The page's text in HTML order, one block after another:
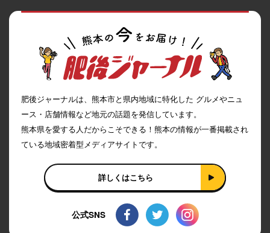
肥後ジャーナルは、熊本市と県内地域に特化した グルメやニュ
ース・店舗情報など地元の話題を発信しています。
熊本県を愛する人だからこそできる！熊本の情報が一番掲載され
ている地域密着型メディアサイトです。
詳しくはこちら
公式SNS